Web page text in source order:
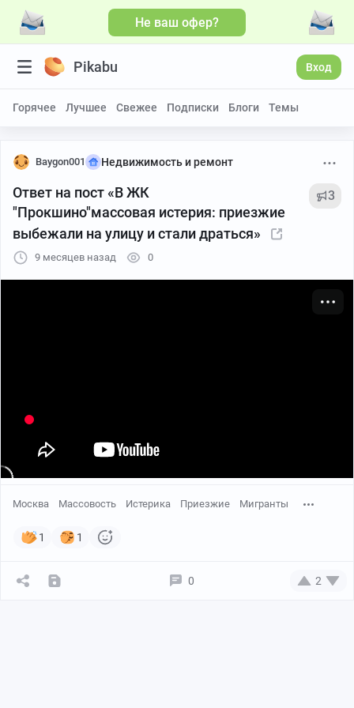
Не ваш офер?
Pikabu Вход
Горячее Лучшее Свежее Подписки Блоги Темы
Baygon001 Недвижимость и ремонт
Ответ на пост «В ЖК
"Прокшино"массовая истерия: приезжие
выбежали на улицу и стали драться»
3
9 месяцев назад 0
Москва Массовость Истерика Приезжие Мигранты
1 1
0 2
Больше видео